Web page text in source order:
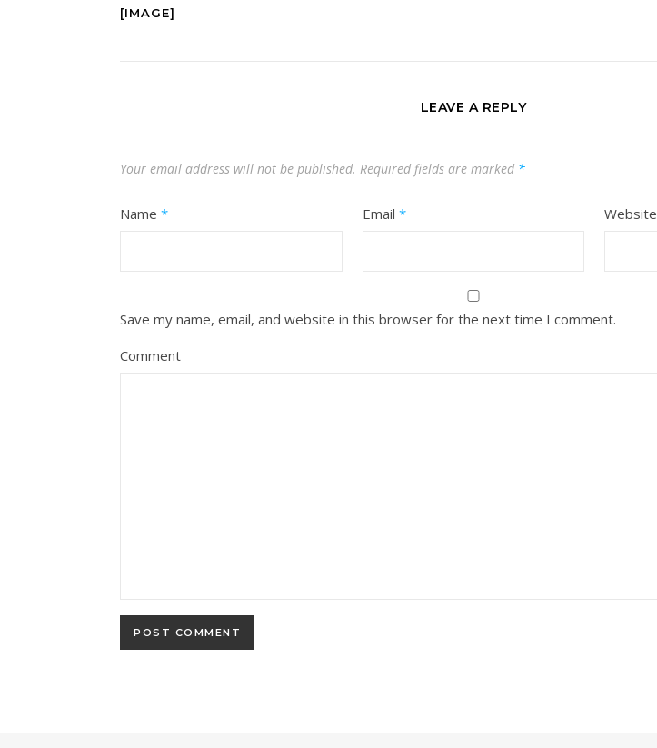
[IMAGE]
LEAVE A REPLY
Your email address will not be published. Required fields are marked *
Name * Email * Website
Save my name, email, and website in this browser for the next time I comment.
Comment